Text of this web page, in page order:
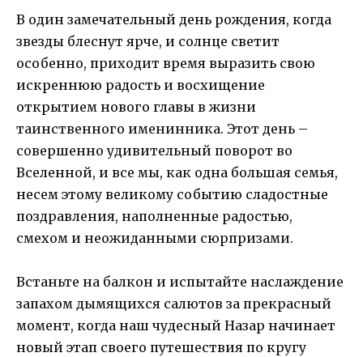
В один замечательный день рождения, когда
звезды блеснут ярче, и солнце светит
особенно, приходит время выразить свою
искреннюю радость и восхищение
открытием нового главы в жизни
таинственного именинника. Этот день –
совершенно удивительный поворот во
Вселенной, и все мы, как одна большая семья,
несем этому великому событию сладостные
поздравления, наполненные радостью,
смехом и неожиданными сюрпризами.
Встаньте на балкон и испытайте наслаждение
запахом дымящихся салютов за прекрасный
момент, когда наш чудесный Назар начинает
новый этап своего путешествия по кругу